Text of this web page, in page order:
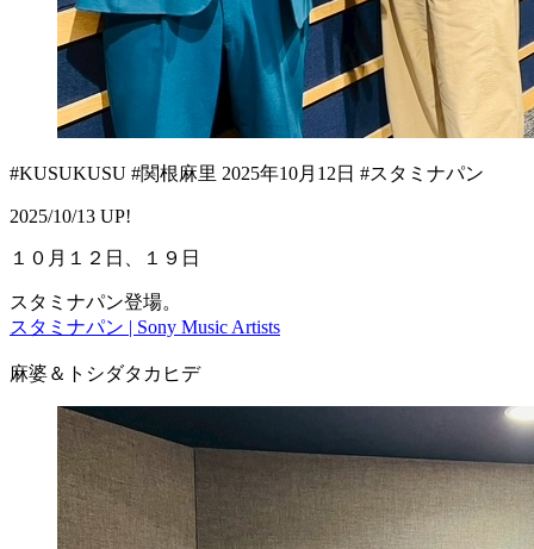
#KUSUKUSU #関根麻里 2025年10月12日 #スタミナパン
2025/10/13 UP!
１０月１２日、１９日
スタミナパン登場。
スタミナパン | Sony Music Artists
麻婆＆トシダタカヒデ